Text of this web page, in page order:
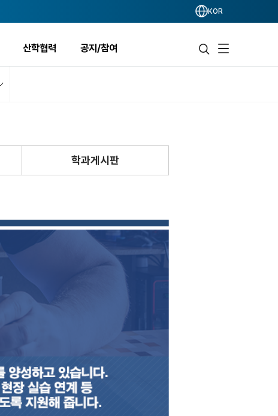
KOR
산학협력 공지/참여
학과게시판